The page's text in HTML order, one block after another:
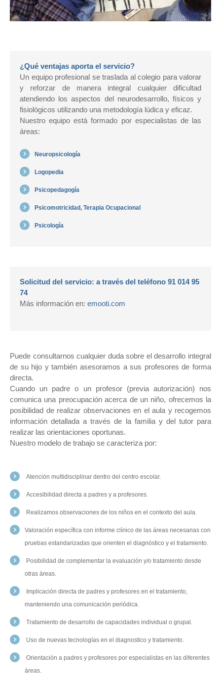
¿Qué ventajas aporta el servicio?
Un equipo profesional se traslada al colegio para valorar
y reforzar de manera integral cualquier dificultad
atendiendo los aspectos del neurodesarrollo, físicos y
fisiológicos utilizando una metodología lúdica y eficaz.
Nuestro equipo está formado por especialistas de las
áreas:
Neuropsicología
Logopedia
Psicopedagogía
Psicomotricidad, Terapia Ocupacional
Psicología
Solicitud del servicio: a través del teléfono 91 014 95
74
Más información en: emooti.com
Puede consultarnos cualquier duda sobre el desarrollo integral
de su hijo y también asesoramos a sus profesores de forma
directa.
Cuando un padre o un profesor (previa autorización) nos
comunica una preocupación acerca de un niño, ofrecemos la
posibilidad de realizar observaciones en el aula y recogemos
información detallada a través de la familia y del tutor para
realizar las orientaciones oportunas.
Nuestro modelo de trabajo se caracteriza por:
Atención multidisciplinar dentro del centro escolar.
Accesibilidad directa a padres y a profesores.
Realizamos observaciones de los niños en el contexto del aula.
Valoración específica con informe clínico de las áreas necesarias con
pruebas estandarizadas que orienten el diagnóstico y el tratamiento.
Posibilidad de complementar la evaluación y/o tratamiento desde
otras áreas.
Implicación directa de padres y profesores en el tratamiento,
manteniendo una comunicación periódica.
Tratamiento de desarrollo de capacidades individual o grupal.
Uso de nuevas tecnologías en el diagnostico y tratamiento.
Orientación a padres y profesores por especialistas en las diferentes
áreas.